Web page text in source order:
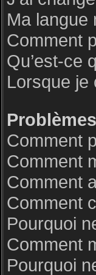
Ma langue
Comment
Qu’est-ce
Lorsque je
Comment
Comment
Comment
Comment
Pourquoi
Comment
Pourquoi